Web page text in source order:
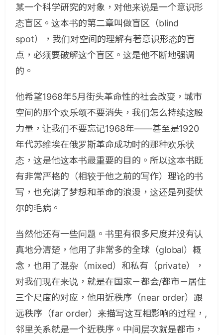
某一个科学研究的对象，对他来说是一个意识形
态盲区。这本书的第二章叫做盲区（blind
spot），我们对空间的理解有著意识形态的盲
点，必须要破解这个盲区。这是他不断地强调
的。
他希望1968年5月街头革命性的社会改变，城市
空间的那个欢乐颂不要消失，我们怎么持续这股
力量，让我们不要忘记1968年——甚至是1920
年代苏维埃在俄罗斯革命成功时的那种欢乐状
态，这是他这本书最重要的目的。所以这本书既
有非常严格的（相较于他之前的写作）理论的书
写，也充满了梦想和革命的浪漫，这还是列斐伏
尔的毛病。
当然他还有一些问题。书里有很多尺度并没有认
真地分清楚，他用了非常多的全球（global）概
念，也用了混杂（mixed）和私有（private），
对我们现在来说，就是在国家－都会/都市－居住
三个尺度的对应，他用近秩序（near order）跟
远秩序（far order）来描写这互相影响的过程，,
邻里关系就是一个近秩序。中间层次就是都市，